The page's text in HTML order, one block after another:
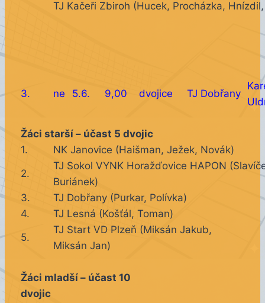
TJ Kačeři Zbiroh (Hucek, Procházka,
3. ne 5.6. 9,00 dvojice TJ Dobřany
Žáci starší – účast 5 dvojic
1.
NK Janovice (Haišman, Ježek, Novák)
2.
TJ Sokol VYNK Horažďovice HAPON
Buriánek)
3.
TJ Dobřany (Purkar, Polívka)
4.
TJ Lesná (Košťál, Toman)
5.
TJ Start VD Plzeň (Miksán Jakub,
Miksán Jan)
Žáci mladší – účast 10
dvojic